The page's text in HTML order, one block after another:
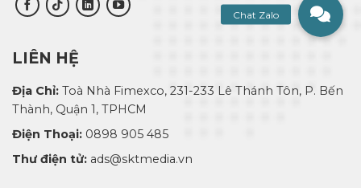
LIÊN HỆ
Địa Chỉ: Toà Nhà Fimexco, 231-233 Lê Thánh Tôn, P. Bến
Thành, Quận 1, TPHCM
Điện Thoại: 0898 905 485
Thư điện tử: ads@sktmedia.vn